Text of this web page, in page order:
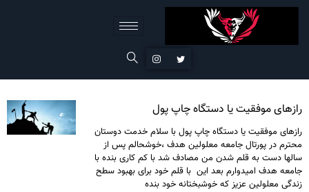
رازهای موفقیت یا دستگاه چاپ پول
رازهای موفقیت یا دستگاه چاپ پول با سلام خدمت دوستان
محترم در پورتال جامعه معلولین هدف ،خوشحالم پس از
سالها دست به قلم شدن من مصادف شد با کم کاری بنده با
جامعه هدف امیدوارم بعد این با قلم خود برای بهبود سطح
زندگی معلولین عزیز که خوشبختانه خود بنده